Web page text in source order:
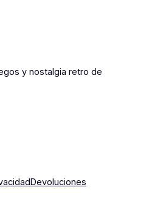
y nostalgia retro de
Devoluciones